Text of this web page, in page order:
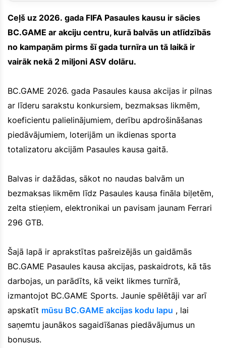
Ceļš uz 2026. gada FIFA Pasaules kausu ir sācies
BC.GAME ar akciju centru, kurā balvās un atlīdzībās
no kampaņām pirms šī gada turnīra un tā laikā ir
vairāk nekā 2 miljoni ASV dolāru.
BC.GAME 2026. gada Pasaules kausa akcijas ir pilnas
ar līderu sarakstu konkursiem, bezmaksas likmēm,
koeficientu palielinājumiem, derību apdrošināšanas
piedāvājumiem, loterijām un ikdienas sporta
totalizatoru akcijām Pasaules kausa gaitā.
Balvas ir dažādas, sākot no naudas balvām un
bezmaksas likmēm līdz Pasaules kausa fināla biļetēm,
zelta stieņiem, elektronikai un pavisam jaunam Ferrari
296 GTB.
Šajā lapā ir aprakstītas pašreizējās un gaidāmās
BC.GAME Pasaules kausa akcijas, paskaidrots, kā tās
darbojas, un parādīts, kā veikt likmes turnīrā,
izmantojot BC.GAME Sports. Jaunie spēlētāji var arī
apskatīt mūsu BC.GAME akcijas kodu lapu , lai
saņemtu jaunākos sagaidīšanas piedāvājumus un
bonusus.